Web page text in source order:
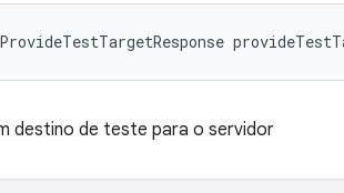
destino de teste para o servidor